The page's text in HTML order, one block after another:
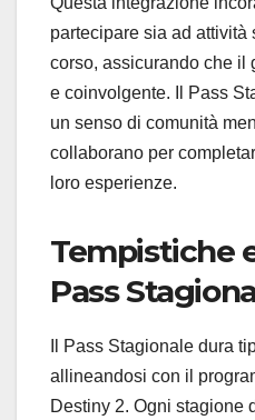
partecipare sia ad
corso, assicurando che il
e coinvolgente. Il Pass
un senso di comunità
collaborano per
loro esperienze.
Tempistiche
Pass
Il Pass Stagionale dura
allineandosi con il
Destiny 2. Ogni stagione